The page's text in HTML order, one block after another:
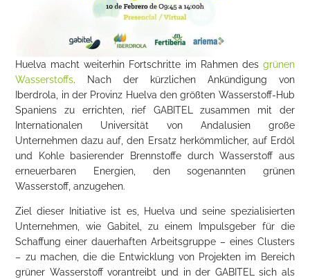
Huelva macht weiterhin Fortschritte im Rahmen des grünen
Wasserstoffs. Nach der kürzlichen Ankündigung von
Iberdrola, in der Provinz Huelva den größten Wasserstoff-Hub
Spaniens zu errichten, rief GABITEL zusammen mit der
Internationalen Universität von Andalusien große
Unternehmen dazu auf, den Ersatz herkömmlicher, auf Erdöl
und Kohle basierender Brennstoffe durch Wasserstoff aus
erneuerbaren Energien, den sogenannten grünen
Wasserstoff, anzugehen.
Ziel dieser Initiative ist es, Huelva und seine spezialisierten
Unternehmen, wie Gabitel, zu einem Impulsgeber für die
Schaffung einer dauerhaften Arbeitsgruppe – eines Clusters
– zu machen, die die Entwicklung von Projekten im Bereich
grüner Wasserstoff vorantreibt und in der GABITEL sich als